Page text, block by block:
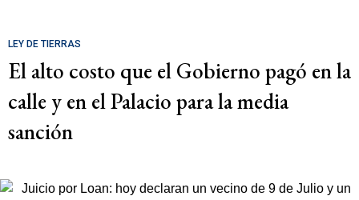
LEY DE TIERRAS
El alto costo que el Gobierno pagó en la
calle y en el Palacio para la media
sanción